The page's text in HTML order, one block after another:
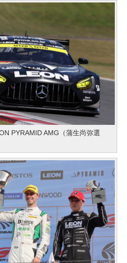
PYRAMID AMG（蒲生尚弥選